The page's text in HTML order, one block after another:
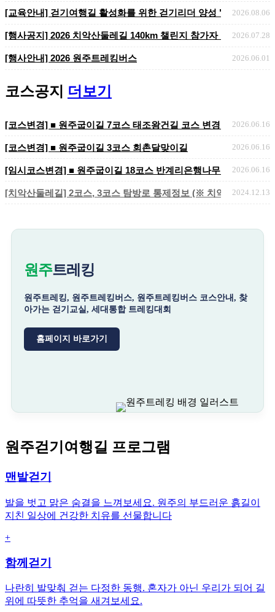
[교육안내] 걷기여행길 활성화를 위한 걷기리더 양성 "걷기지도자
2026.08.06
​​​​​​​[행사공지] 2026 치악산둘레길 140km 챌린지 참가자 .. 2026.07.28
[행사안내] 2026 원주트레킹버스 2026.06.01
코스공지 더보기
[코스변경] ■ 원주굽이길 7코스 태조왕건길 코스 변경 안내2026.06.16
[코스변경] ■ 원주굽이길 3코스 회촌달맞이길 2026.06.16
[임시코스변경] ■ 원주굽이길 18코스 반계리은행나무길 임시노선
2026.06.16
[치악산둘레길] 2코스, 3코스 탐방로 통제정보 (※ 치악산국립공원
2024.12.13
원주트레킹
원주트레킹, 원주트레킹버스, 원주트레킹버스 코스안내, 찾
아가는 걷기교실, 세대통합 트레킹대회
홈페이지 바로가기
원주걷기여행길 프로그램
맨발걷기
발을 벗고 맑은 숨결을 느껴보세요. 원주의 부드러운 흙길이
지친 일상에 건강한 치유를 선물합니다
+
함께걷기
나란히 발맞춰 걷는 다정한 동행. 혼자가 아닌 우리가 되어 길
위에 따뜻한 추억을 새겨보세요.